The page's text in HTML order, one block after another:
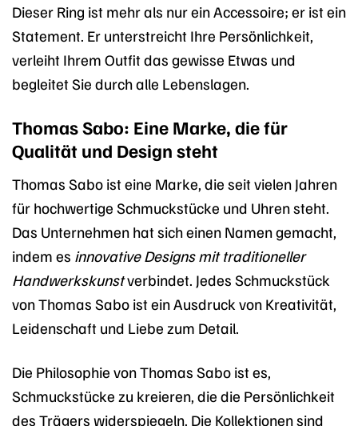
Dieser Ring ist mehr als nur ein Accessoire; er ist ein
Statement. Er unterstreicht Ihre Persönlichkeit,
verleiht Ihrem Outfit das gewisse Etwas und
begleitet Sie durch alle Lebenslagen.
Thomas Sabo: Eine Marke, die für
Qualität und Design steht
Thomas Sabo ist eine Marke, die seit vielen Jahren
für hochwertige Schmuckstücke und Uhren steht.
Das Unternehmen hat sich einen Namen gemacht,
indem es innovative Designs mit traditioneller
Handwerkskunstverbindet. Jedes Schmuckstück
von Thomas Sabo ist ein Ausdruck von Kreativität,
Leidenschaft und Liebe zum Detail.
Die Philosophie von Thomas Sabo ist es,
Schmuckstücke zu kreieren, die die Persönlichkeit
des Trägers widerspiegeln. Die Kollektionen sind